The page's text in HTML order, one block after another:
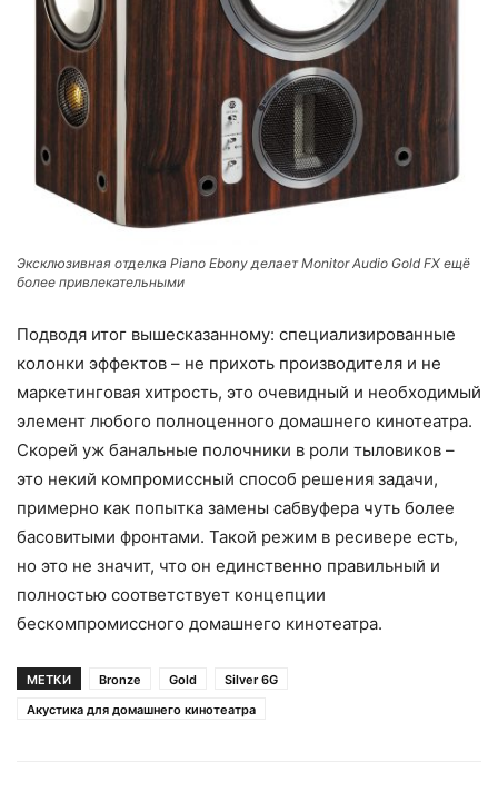
Эксклюзивная отделка Piano Ebony делает Monitor Audio Gold FX ещё
более привлекательными
Подводя итог вышесказанному: специализированные
колонки эффектов – не прихоть производителя и не
маркетинговая хитрость, это очевидный и необходимый
элемент любого полноценного домашнего кинотеатра.
Скорей уж банальные полочники в роли тыловиков –
это некий компромиссный способ решения задачи,
примерно как попытка замены сабвуфера чуть более
басовитыми фронтами. Такой режим в ресивере есть,
но это не значит, что он единственно правильный и
полностью соответствует концепции
бескомпромиссного домашнего кинотеатра.
МЕТКИ Bronze Gold
Silver 6G
Акустика для домашнего кинотеатра